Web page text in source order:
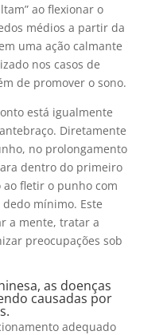
ao flexionar o
médios a partir da
uma ação calmante
nos casos de
de promover o sono.
está igualmente
Diretamente
no prolongamento
dentro do primeiro
fletir o punho com
mínimo. Este
a mente, tratar a
preocupações sob
as doenças
causadas por
adequado